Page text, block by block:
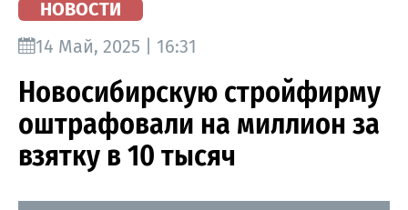
НОВОСТИ
14 Май, 2025 | 16:31
Новосибирскую стройфирму
оштрафовали на миллион за
взятку в 10 тысяч